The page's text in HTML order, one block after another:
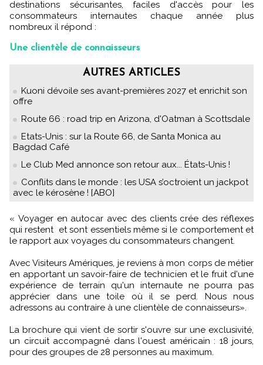
destinations sécurisantes, faciles d'accès pour les
consommateurs internautes chaque année plus
nombreux il répond :
Une clientèle de connaisseurs
AUTRES ARTICLES
Kuoni dévoile ses avant-premières 2027 et enrichit son
offre
Route 66 : road trip en Arizona, d'Oatman à Scottsdale
Etats-Unis : sur la Route 66, de Santa Monica au
Bagdad Café
Le Club Med annonce son retour aux... États-Unis !
Conflits dans le monde : les USA s’octroient un jackpot
avec le kérosène ! [ABO]
« Voyager en autocar avec des clients crée des réflexes
qui restent et sont essentiels même si le comportement et
le rapport aux voyages du consommateurs changent.
Avec Visiteurs Amériques, je reviens à mon corps de métier
en apportant un savoir-faire de technicien et le fruit d'une
expérience de terrain qu'un internaute ne pourra pas
apprécier dans une toile où il se perd. Nous nous
adressons au contraire à une clientèle de connaisseurs».
La brochure qui vient de sortir s'ouvre sur une exclusivité,
un circuit accompagné dans l'ouest américain : 18 jours,
pour des groupes de 28 personnes au maximum.